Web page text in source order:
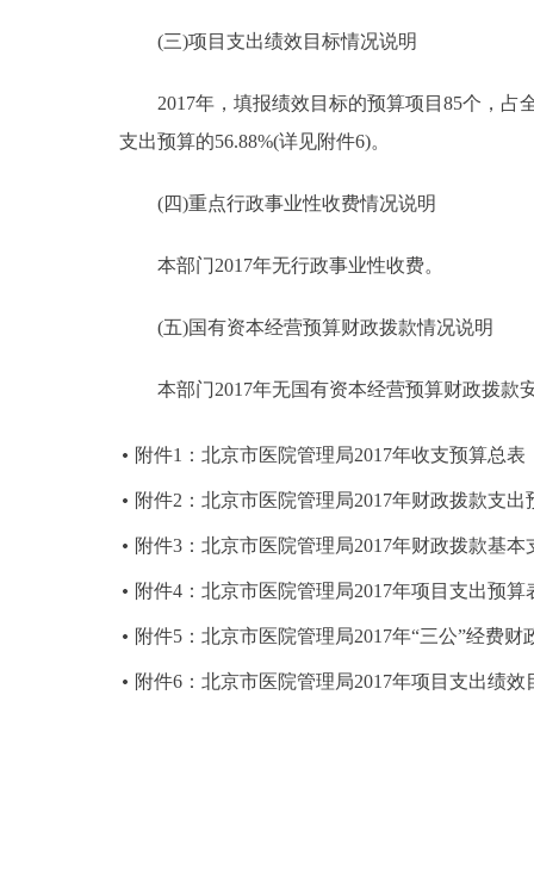
(三)项目支出绩效目标情况说明
2017年，填报绩效目标的预算项目85个，占全
支出预算的56.88%(详见附件6)。
(四)重点行政事业性收费情况说明
本部门2017年无行政事业性收费。
(五)国有资本经营预算财政拨款情况说明
本部门2017年无国有资本经营预算财政拨款
附件1：北京市医院管理局2017年收支预算总表
附件2：北京市医院管理局2017年财政拨款支出
附件3：北京市医院管理局2017年财政拨款基
附件4：北京市医院管理局2017年项目支出预算
附件5：北京市医院管理局2017年“三公”经费财
附件6：北京市医院管理局2017年项目支出绩效